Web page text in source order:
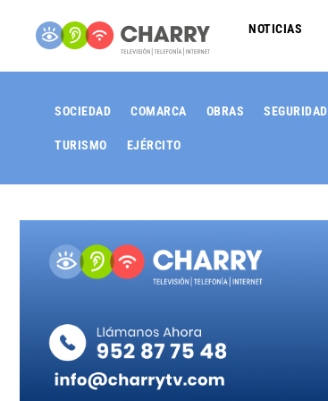
NOTICIAS
SOCIEDAD COMARCA OBRAS SEGURIDAD
TURISMO EJÉRCITO